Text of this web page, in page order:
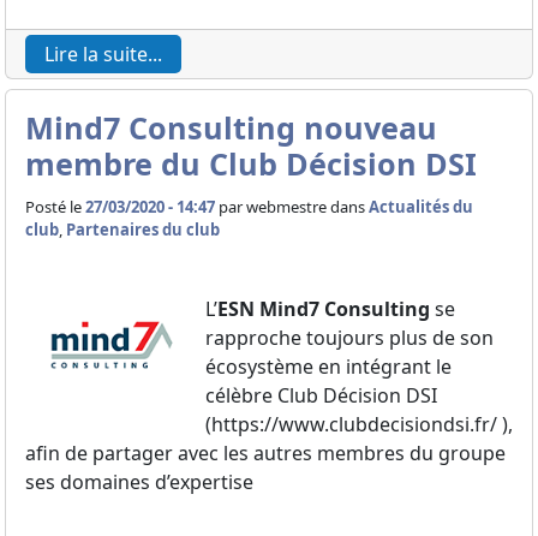
Lire la suite...
Mind7 Consulting nouveau
membre du Club Décision DSI
Posté le27/03/2020 - 14:47 parwebmestre dansActualités du
club, Partenaires du club
L’ESN Mind7 Consulting se
rapproche toujours plus de son
écosystème en intégrant le
célèbre Club Décision DSI
(https://www.clubdecisiondsi.fr/ ),
afin de partager avec les autres membres du groupe
ses domaines d’expertise